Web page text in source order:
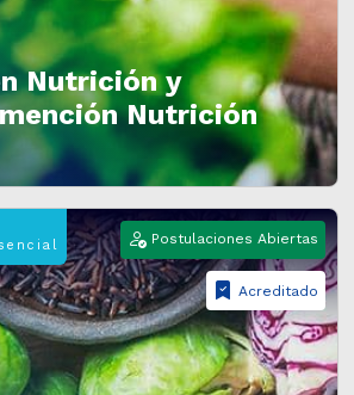
Nutrición y
Nutrición
Acreditado
Postulaciones Abiertas